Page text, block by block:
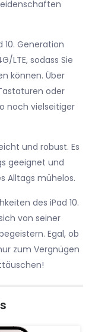
10. Generation
LTE, sodass Sie
können. Über
oder
noch vielseitiger
und robust. Es
geeignet und
Alltags mühelos.
des iPad 10.
von seiner
Egal, ob
zum Vergnügen